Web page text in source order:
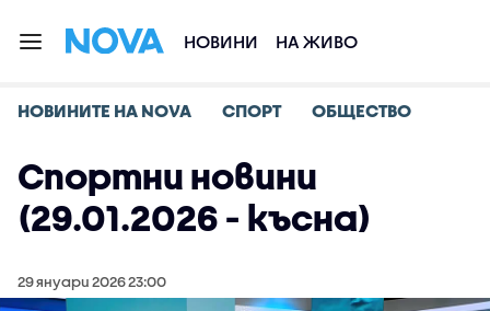
НОВИНИ НА ЖИВО
НОВИНИТЕ НА NOVA СПОРТ ОБЩЕСТВО
Спортни новини
(29.01.2026 - късна)
29 януари 2026 23:00